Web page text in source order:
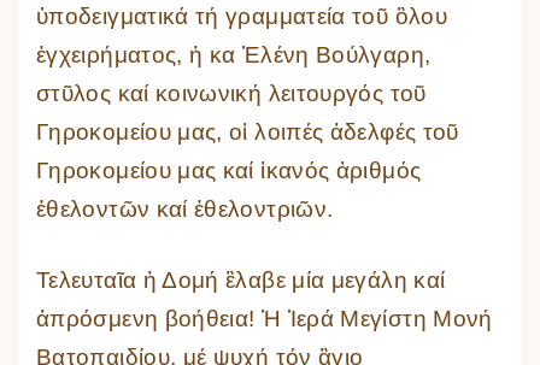
ὑποδειγματικά τή γραμματεία τοῦ ὃλου
ἐγχειρήματος, ἡ κα Ἑλένη Βούλγαρη,
στῦλος καί κοινωνική λειτουργός τοῦ
Γηροκομείου μας, οἱ λοιπές ἀδελφές τοῦ
Γηροκομείου μας καί ἱκανός ἀριθμός
ἐθελοντῶν καί ἐθελοντριῶν.
Τελευταῖα ἡ Δομή ἒλαβε μία μεγάλη καί
ἀπρόσμενη βοήθεια! Ἡ Ἱερά Μεγίστη Μονή
Βατοπαιδίου, μέ ψυχή τόν ἃγιο